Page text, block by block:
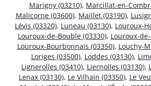
Marigny (03210), Marcillat-en-
Malicorne (03600), Maillet (03190),
Lévis (03320), Luneau (03130), Louroux-
Louroux-de-Bouble (03330), Louroux-
Louroux-Bourbonnais (03350), Louchy-
Loriges (03500), Loddes (03130),
Lignerolles (03410), Liernolles (03130),
Lenax (03130), Le Vilhain (03350), Le